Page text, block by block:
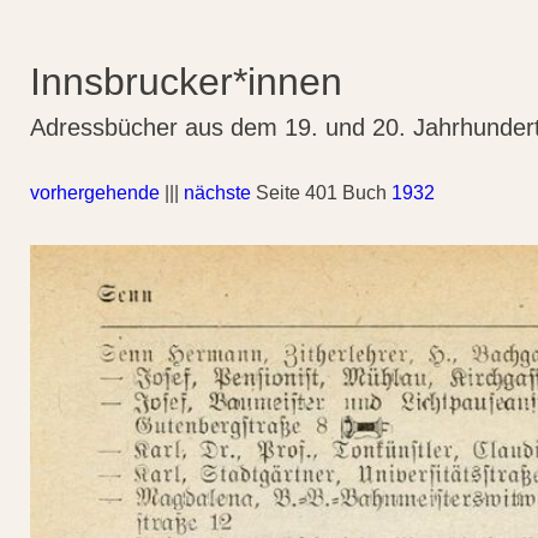
Innsbrucker*innen
Adressbücher aus dem 19. und 20.
vorhergehende nächste Seite 401 Buch 1932